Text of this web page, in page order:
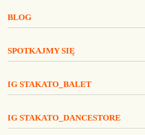
BLOG
SPOTKAJMY SIĘ
IG STAKATO_BALET
IG STAKATO_DANCESTORE